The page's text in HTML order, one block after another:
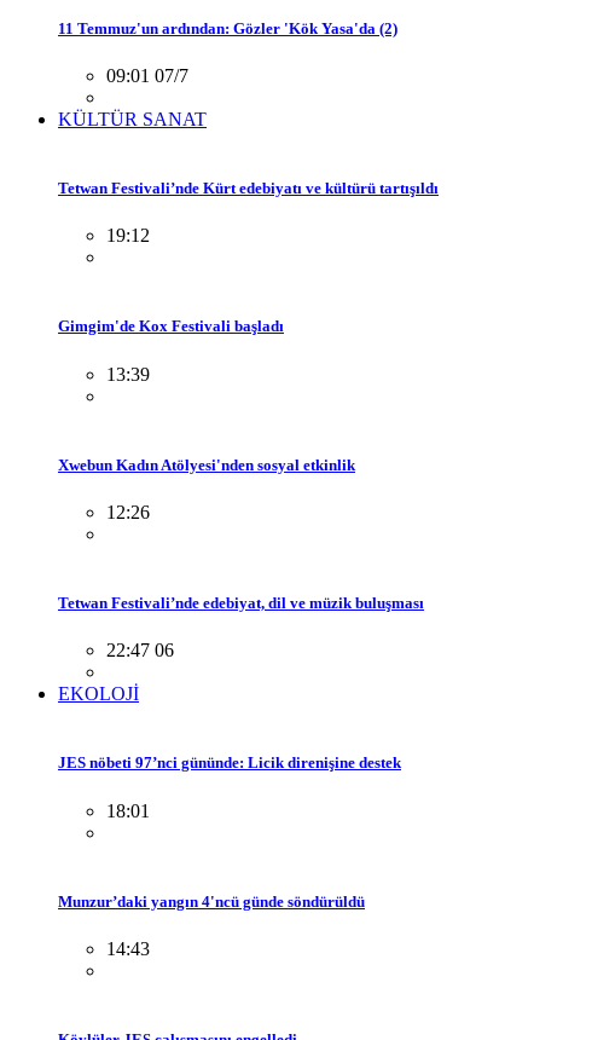
11 Temmuz'un ardından: Gözler 'Kök Yasa'da (2)
09:01 07/7
KÜLTÜR SANAT
Tetwan Festivali’nde Kürt edebiyatı ve kültürü tartışıldı
19:12
Gimgim'de Kox Festivali başladı
13:39
Xwebun Kadın Atölyesi'nden sosyal etkinlik
12:26
Tetwan Festivali’nde edebiyat, dil ve müzik buluşması
22:47 06
EKOLOJİ
JES nöbeti 97’nci gününde: Licik direnişine destek
18:01
Munzur’daki yangın 4'ncü günde söndürüldü
14:43